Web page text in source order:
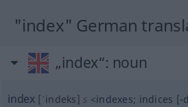
"index" German
„index“: noun
index [ˈindeks] s <indexes; indices [-